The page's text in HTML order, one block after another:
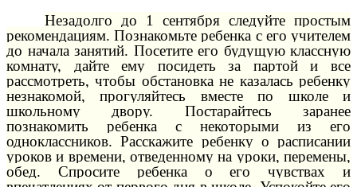
Незадолго до 1 сентября следуйте простым
рекомендациям. Познакомьте ребенка с его учителем
до начала занятий. Посетите его будущую классную
комнату, дайте ему посидеть за партой и все
рассмотреть, чтобы обстановка не казалась ребенку
незнакомой, прогуляйтесь вместе по школе и
школьному двору. Постарайтесь заранее
познакомить ребенка с некоторыми из его
одноклассников. Расскажите ребенку о расписании
уроков и времени, отведенному на уроки, перемены,
обед. Спросите ребенка о его чувствах и